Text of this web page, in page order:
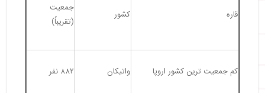
قاره کشور
جمعیت
(تقریباً)
کم جمعیت ترین کشور اروپا واتیکان ۸۸۲ نفر